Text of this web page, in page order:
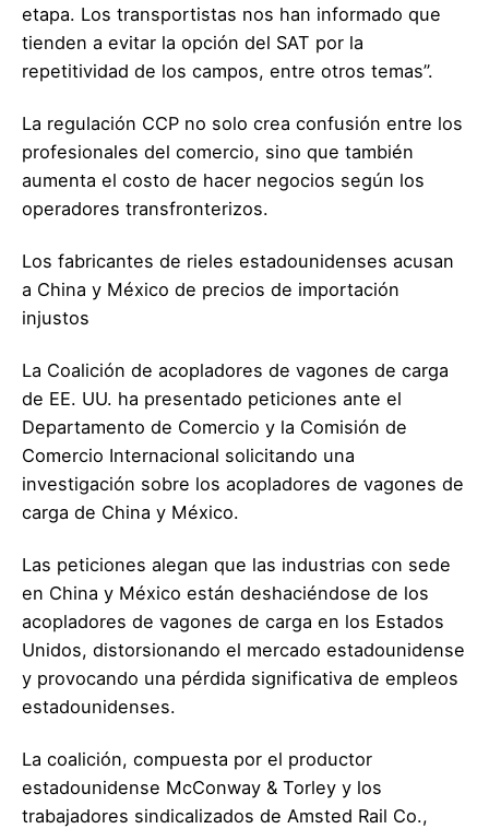
etapa. Los transportistas nos han informado que
tienden a evitar la opción del SAT por la
repetitividad de los campos, entre otros temas”.
La regulación CCP no solo crea confusión entre los
profesionales del comercio, sino que también
aumenta el costo de hacer negocios según los
operadores transfronterizos.
Los fabricantes de rieles estadounidenses acusan
a China y México de precios de importación
injustos
La Coalición de acopladores de vagones de carga
de EE. UU. ha presentado peticiones ante el
Departamento de Comercio y la Comisión de
Comercio Internacional solicitando una
investigación sobre los acopladores de vagones de
carga de China y México.
Las peticiones alegan que las industrias con sede
en China y México están deshaciéndose de los
acopladores de vagones de carga en los Estados
Unidos, distorsionando el mercado estadounidense
y provocando una pérdida significativa de empleos
estadounidenses.
La coalición, compuesta por el productor
estadounidense McConway & Torley y los
trabajadores sindicalizados de Amsted Rail Co.,